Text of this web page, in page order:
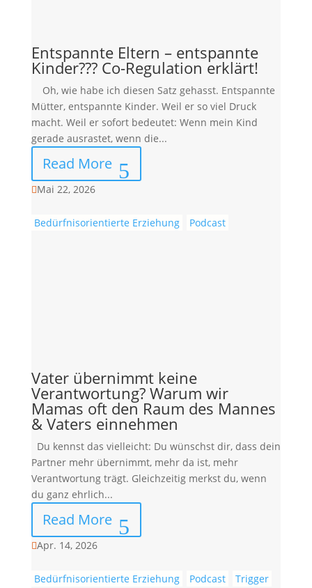
Entspannte Eltern – entspannte
Kinder??? Co-Regulation erklärt!
Oh, wie habe ich diesen Satz gehasst. Entspannte
Mütter, entspannte Kinder. Weil er so viel Druck
macht. Weil er sofort bedeutet: Wenn mein Kind
gerade ausrastet, wenn die...
Read More
Mai 22, 2026
Bedürfnisorientierte Erziehung Podcast
Vater übernimmt keine
Verantwortung? Warum wir
Mamas oft den Raum des Mannes
& Vaters einnehmen
Du kennst das vielleicht: Du wünschst dir, dass dein
Partner mehr übernimmt, mehr da ist, mehr
Verantwortung trägt. Gleichzeitig merkst du, wenn
du ganz ehrlich...
Read More
Apr. 14, 2026
Bedürfnisorientierte Erziehung Podcast Trigger